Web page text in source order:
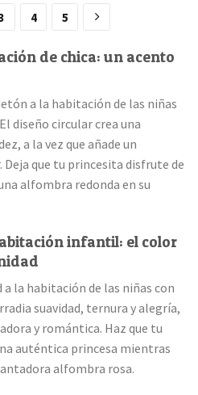
4 5
de chica: un acento
a la habitación de las niñas
diseño circular crea una
a la vez que añade un
que tu princesita disfrute de
alfombra redonda en su
infantil: el color
la habitación de las niñas con
suavidad, ternura y alegría,
y romántica. Haz que tu
auténtica princesa mientras
alfombra rosa.